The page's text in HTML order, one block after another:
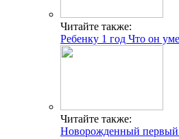
Читайте также:
Ребенку 1 год Что он
Читайте также:
Новорожденный первый